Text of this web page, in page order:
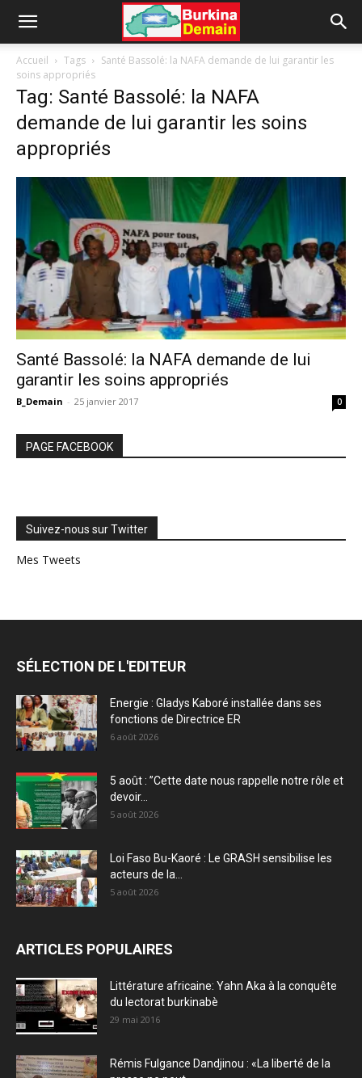
Accueil Tags
Santé Bassolé: la NAFA demande de lui garantir les
soins appropriés
Tag: Santé Bassolé: la NAFA
demande de lui garantir les soins
appropriés
Santé Bassolé: la NAFA demande de lui
garantir les soins appropriés
B_Demain - 25 janvier 2017 0
PAGE FACEBOOK
Suivez-nous sur Twitter
Mes Tweets
SÉLECTION DE L'EDITEUR
Energie : Gladys Kaboré installée dans ses
fonctions de Directrice ER
6 août 2026
5 août : ”Cette date nous rappelle notre rôle et
devoir...
5 août 2026
Loi Faso Bu-Kaoré : Le GRASH sensibilise les
acteurs de la...
5 août 2026
ARTICLES POPULAIRES
Littérature africaine: Yahn Aka à la conquête
du lectorat burkinabè
29 mai 2016
Rémis Fulgance Dandjinou : «La liberté de la